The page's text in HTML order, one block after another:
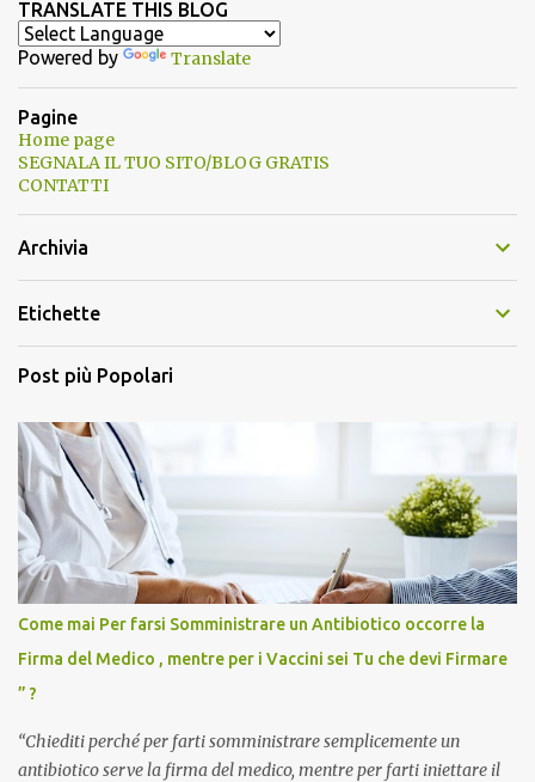
TRANSLATE THIS BLOG
Powered by Translate
Pagine
Home page
SEGNALA IL TUO SITO/BLOG GRATIS
CONTATTI
Archivia
Etichette
Post più Popolari
Come mai Per farsi Somministrare un Antibiotico occorre la
Firma del Medico , mentre per i Vaccini sei Tu che devi Firmare
” ?
“Chiediti perché per farti somministrare semplicemente un
antibiotico serve la firma del medico, mentre per farti iniettare il